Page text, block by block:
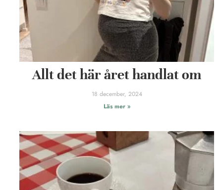
Allt det här året handlat om
18 december, 2024
Läs mer »